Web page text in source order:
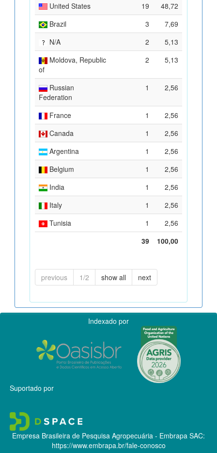
United States
19
48,72
Brazil
3
7,69
N/A
2
5,13
Moldova, Republic
of
2 5,13
Russian
Federation
1 2,56
France 1
2,56
Canada
1
2,56
Argentina
1
2,56
Belgium
1
2,56
India
1
2,56
Italy
1
2,56
Tunisia
1
2,56
39
100,00
previous 1/2 show all next
Indexado por
Suportado por
Empresa Brasileira de Pesquisa Agropecuária - Embrapa SAC:
https://www.embrapa.br/fale-conosco